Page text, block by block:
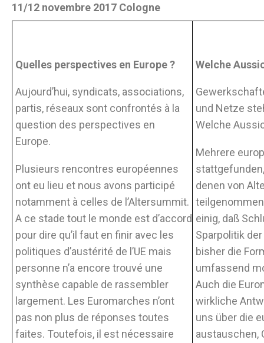
11/12 novembre 2017 Cologne
Quelles perspectives en Europe ?
Aujourd’hui, syndicats, associations,
partis, réseaux sont confrontés à la
question des perspectives en
Europe.
Plusieurs rencontres européennes
ont eu lieu et nous avons participé
notamment à celles de l’Altersummit.
A ce stade tout le monde est d’accord
pour dire qu’il faut en finir avec les
politiques d’austérité de l’UE mais
personne n’a encore trouvé une
synthèse capable de rassembler
largement. Les Euromarches n’ont
pas non plus de réponses toutes
faites. Toutefois, il est nécessaire
Welche
und Netze
Welche
Mehrere
denen von
einig, daß
Sparpolitik der
bisher die
umfassend
Auch die
wirkliche
uns über die
austauschen,